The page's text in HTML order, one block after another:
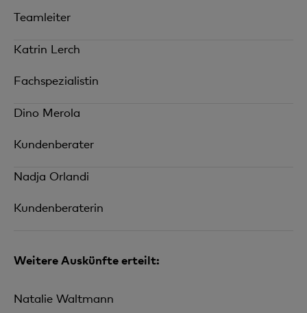
Teamleiter
Katrin Lerch
Fachspezialistin
Dino Merola
Kundenberater
Nadja Orlandi
Kundenberaterin
Weitere Auskünfte erteilt:
Natalie Waltmann